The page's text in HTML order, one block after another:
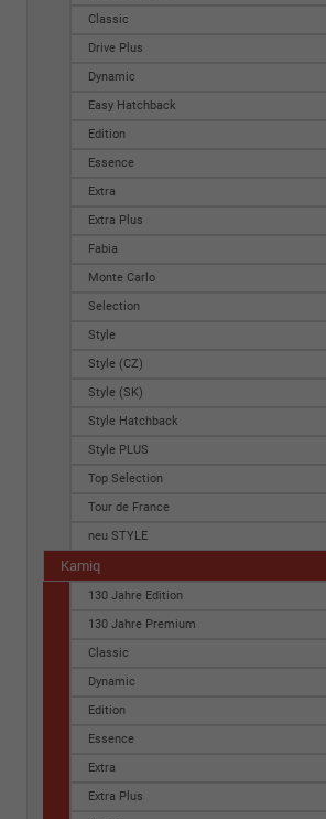
Classic
Drive Plus
Dynamic
Easy Hatchback
Edition
Essence
Extra
Extra Plus
Fabia
Monte Carlo
Selection
Style
Style (CZ)
Style (SK)
Style Hatchback
Style PLUS
Top Selection
Tour de France
neu STYLE
Kamiq
130 Jahre Edition
130 Jahre Premium
Classic
Dynamic
Edition
Essence
Extra
Extra Plus